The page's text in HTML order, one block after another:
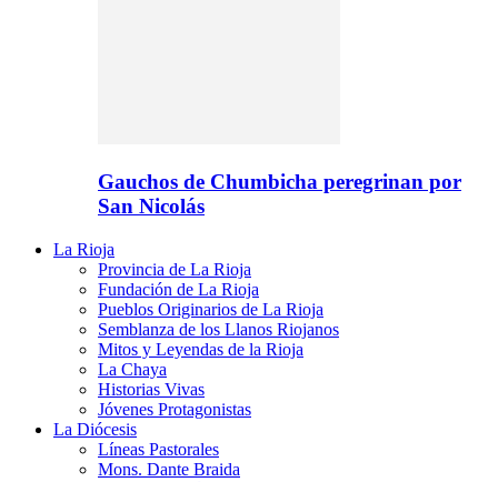
Gauchos de Chumbicha peregrinan por
San Nicolás
La Rioja
Provincia de La Rioja
Fundación de La Rioja
Pueblos Originarios de La Rioja
Semblanza de los Llanos Riojanos
Mitos y Leyendas de la Rioja
La Chaya
Historias Vivas
Jóvenes Protagonistas
La Diócesis
Líneas Pastorales
Mons. Dante Braida